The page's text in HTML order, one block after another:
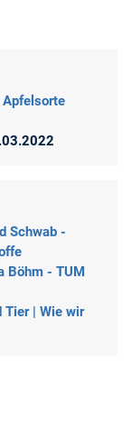
Apfelsorte
Schwab -
Böhm - TUM
Tier | Wie wir